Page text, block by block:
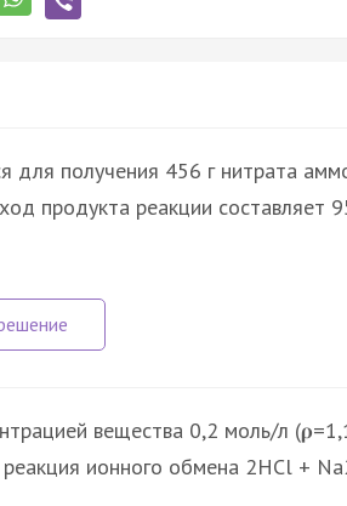
для получения 456 г нитрата
продукта реакции составляет
вещества 0,2 моль/л
ионного обмена 2HCl +